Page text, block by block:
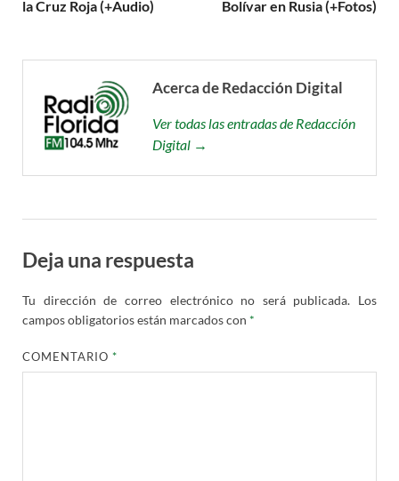
la Cruz Roja (+Audio)
Bolívar en Rusia (+Fotos)
Acerca de Redacción Digital
Ver todas las entradas de Redacción
Digital →
Deja una respuesta
Tu dirección de correo electrónico no será publicada. Los
campos obligatorios están marcados con *
COMENTARIO*